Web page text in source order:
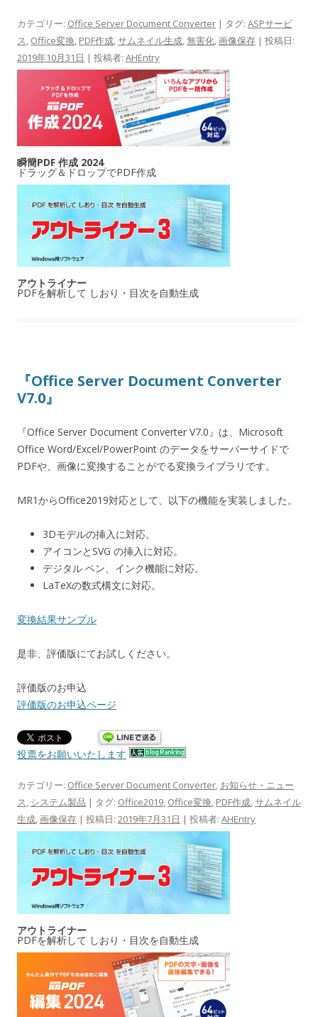
カテゴリー: Office Server Document Converter | タグ: ASPサービ
ス, Office変換, PDF作成,サムネイル生成,無害化,画像保存 | 投稿日:
2019年10月31日 | 投稿者: AHEntry
瞬簡PDF 作成 2024
ドラッグ＆ドロップでPDF作成
アウトライナー
PDFを解析して しおり・目次を自動生成
『Office Server Document Converter
V7.0』
『Office Server Document Converter V7.0』は、Microsoft
Office Word/Excel/PowerPoint のデータをサーバーサイドで
PDFや、画像に変換することがでる変換ライブラリです。
MR1からOffice2019対応として、以下の機能を実装しました。
3Dモデルの挿入に対応。
アイコンとSVG の挿入に対応。
デジタル ペン、インク機能に対応。
LaTeXの数式構文に対応。
変換結果サンプル
是非、評価版にてお試しください。
評価版のお申込
評価版のお申込ページ
投票をお願いいたします
カテゴリー: Office Server Document Converter, お知らせ・ニュー
ス, システム製品 | タグ: Office2019, Office変換, PDF作成,サムネイル
生成,画像保存 | 投稿日: 2019年7月31日 | 投稿者: AHEntry
アウトライナー
PDFを解析して しおり・目次を自動生成